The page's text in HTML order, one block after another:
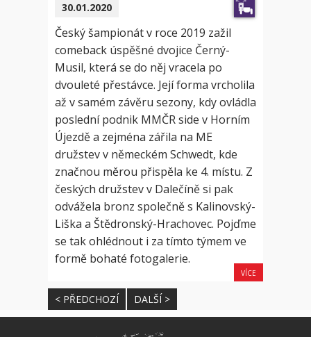
30.01.2020
Český šampionát v roce 2019 zažil
comeback úspěšné dvojice Černý-
Musil, která se do něj vracela po
dvouleté přestávce. Její forma vrcholila
až v samém závěru sezony, kdy ovládla
poslední podnik MMČR side v Horním
Újezdě a zejména zářila na ME
družstev v německém Schwedt, kde
značnou měrou přispěla ke 4. místu. Z
českých družstev v Dalečíně si pak
odvážela bronz společně s Kalinovský-
Liška a Štědronský-Hrachovec. Pojďme
se tak ohlédnout i za tímto týmem ve
formě bohaté fotogalerie.
VÍCE
< PŘEDCHOZÍ DALŠÍ >